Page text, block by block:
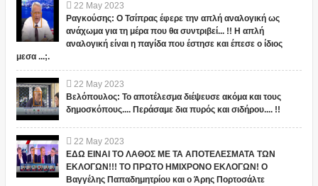
22 May 2023
Ραγκούσης: Ο Τσίπρας έφερε την απλή αναλογική ως
ανάχωμα για τη μέρα που θα συντριβεί... !! Η απλή
αναλογική είναι η παγίδα που έστησε και έπεσε ο ίδιος
μεσα ...;.
22 May 2023
Βελόπουλος: Το αποτέλεσμα διέψευσε ακόμα και τους
δημοσκόπους.... Περάσαμε δια πυρός και σιδήρου.... !!
22 May 2023
ΕΔΩ ΕΙΝΑΙ ΤΟ ΛΑΘΟΣ ΜΕ ΤΑ ΑΠΟΤΕΛΕΣΜΑΤΑ ΤΩΝ
ΕΚΛΟΓΩΝ!!! ΤΟ ΠΡΩΤΟ ΗΜΙΧΡΟΝΟ ΕΚΛΟΓΩΝ! Ο
Βαγγέλης Παπαδημητρίου και ο Άρης Πορτοσάλτε